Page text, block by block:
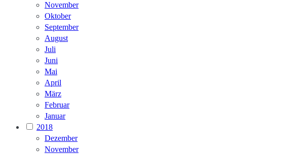
November
Oktober
September
August
Juli
Juni
Mai
April
März
Februar
Januar
2018
Dezember
November